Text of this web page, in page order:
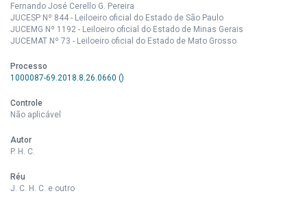
Fernando José Cerello G. Pereira
JUCESP Nº 844 - Leiloeiro oficial do Estado de São Paulo
JUCEMG Nº 1192 - Leiloeiro oficial do Estado de Minas Gerais
JUCEMAT Nº 73 - Leiloeiro oficial do Estado de Mato Grosso
Processo
1000087-69.2018.8.26.0660 ()
Controle
Não aplicável
Autor
P. H. C.
Réu
J. C. H. C. e outro